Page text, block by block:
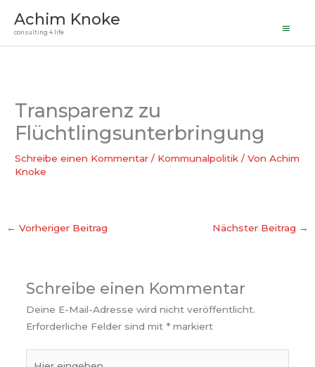
InhaltAchim Knoke
consulting 4 life
Transparenz zu
Flüchtlingsunterbringung
Schreibe einen Kommentar / Kommunalpolitik / VonAchim
Knoke
← Vorheriger Beitrag Nächster Beitrag →
Schreibe einen Kommentar
Deine E-Mail-Adresse wird nicht veröffentlicht.
Erforderliche Felder sind mit *markiert